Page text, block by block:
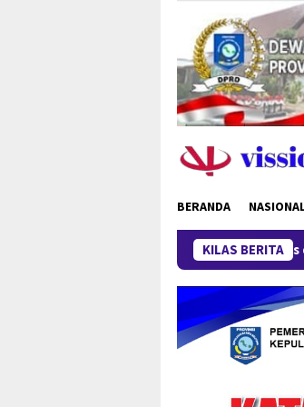
konten
BERANDA
KILAS BERITA
Ganas di Sempan Cup 2026,